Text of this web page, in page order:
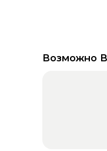
Возможно